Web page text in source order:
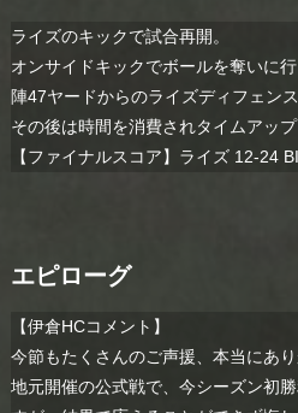
ライズのキックで試合再開。
オンサイドキックでボールを奪いに
陣47ヤードからのライズディフェンス
その後は時間を消費されタイムアップ
【ファイナルスコア】ライズ 12-24
エピローグ
【伊倉HCコメント】
今節もたくさんのご声援、本当にあり
地元開催の公式戦で、今シーズン初